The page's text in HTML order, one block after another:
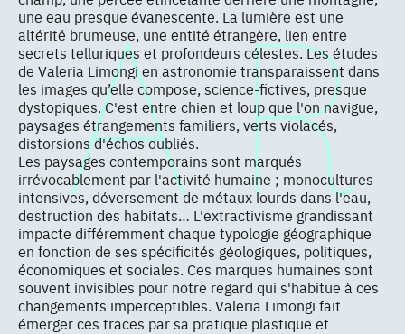
une eau presque évanescente. La lumière est une
altérité brumeuse, une entité étrangère, lien entre
secrets telluriques et profondeurs célestes. Les études
de Valeria Limongi en astronomie transparaissent dans
les images qu’elle compose, science-fictives, presque
dystopiques. C'est entre chien et loup que l'on navigue,
paysages étrangements familiers, verts violacés,
distorsions d'échos oubliés.
Les paysages contemporains sont marqués
irrévocablement par l'activité humaine ; monocultures
intensives, déversement de métaux lourds dans l'eau,
destruction des habitats… L'extractivisme grandissant
impacte différemment chaque typologie géographique
en fonction de ses spécificités géologiques, politiques,
économiques et sociales. Ces marques humaines sont
souvent invisibles pour notre regard qui s'habitue à ces
changements imperceptibles. Valeria Limongi fait
émerger ces traces par sa pratique plastique et